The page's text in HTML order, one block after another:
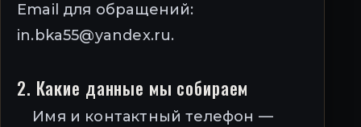
Email для обращений:
in.bka55@yandex.ru.
2. Какие данные мы собираем
Имя и контактный телефон —